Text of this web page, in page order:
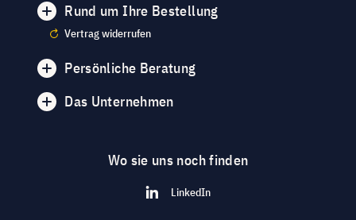
Rund um Ihre Bestellung
Vertrag widerrufen
Persönliche Beratung
Das Unternehmen
Wo sie uns noch finden
LinkedIn